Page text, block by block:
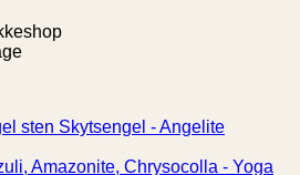
Skytsengel - Angelite